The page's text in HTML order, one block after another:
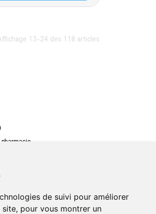
de suivi pour améliorer
pour vous montrer un
13-24 des 118 articles
un Point Relais